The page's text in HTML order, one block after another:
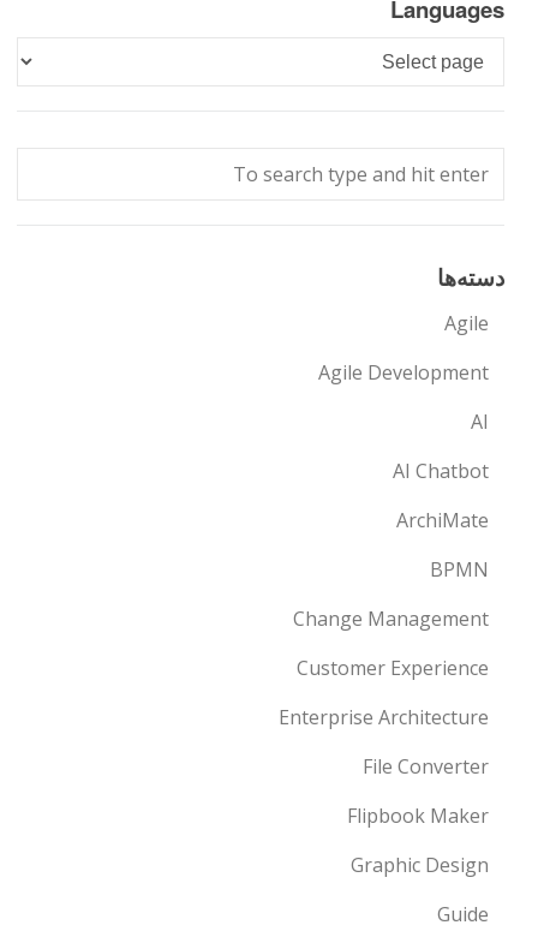
Languages
Languages
دسته‌ها
Agile
Agile Development
AI
AI Chatbot
ArchiMate
BPMN
Change Management
Customer Experience
Enterprise Architecture
File Converter
Flipbook Maker
Graphic Design
Guide